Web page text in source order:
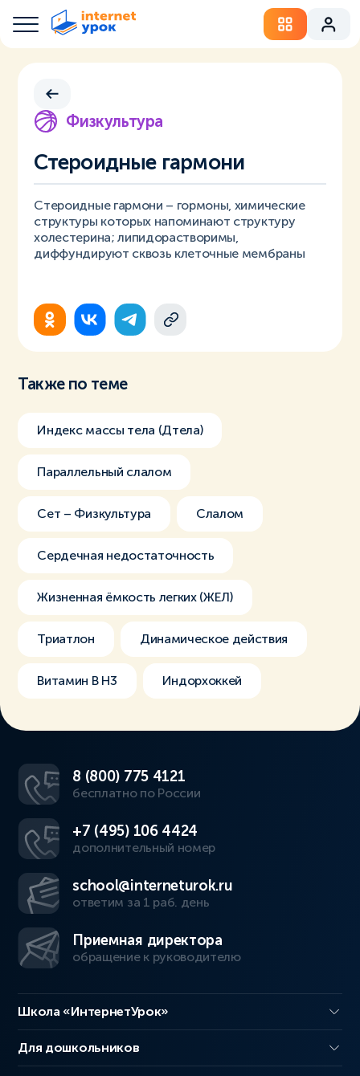
Физкультура
Стероидные гармони
Стероидные гармони – гормоны, химические
структуры которых напоминают структуру
холестерина; липидорастворимы,
диффундируют сквозь клеточные мембраны
Также по теме
Индекс массы тела (Дтела)
Параллельный слалом
Сет – Физкультура Слалом
Сердечная недостаточность
Жизненная ёмкость легких (ЖЕЛ)
Триатлон Динамическое действия
Витамин В H3 Индорхоккей
8 (800) 775 4121
бесплатно по России
+7 (495) 106 4424
дополнительный номер
school@interneturok.ru
ответим за 1 раб. день
Приемная директора
обращение к руководителю
Школа «ИнтернетУрок»
Для дошкольников